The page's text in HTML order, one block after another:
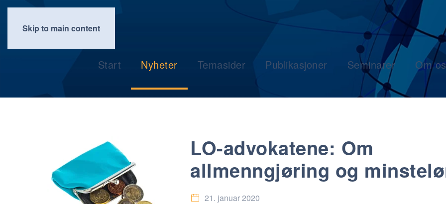
Skip to main content
Start Nyheter Temasider Publikasjoner Seminarer Om
LO-advokatene: Om
allmenngjøring og
21. januar 2020